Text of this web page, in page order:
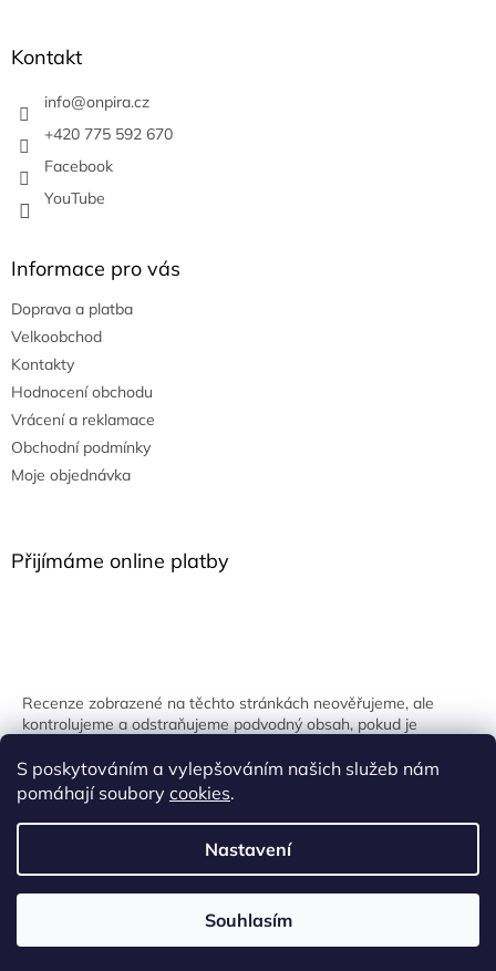
S poskytováním a vylepšováním našich služeb nám
pomáhají soubory cookies.
Nastavení
Souhlasím
Kontakt
info@onpira.cz
+420 775 592 670
Facebook
YouTube
Informace pro vás
Doprava a platba
Velkoobchod
Kontakty
Hodnocení obchodu
Vrácení a reklamace
Obchodní podmínky
Moje objednávka
Přijímáme online platby
Recenze zobrazené na těchto stránkách neověřujeme, ale
kontrolujeme a odstraňujeme podvodný obsah, pokud je
Vytvořil Shoptet
Onpira.cz. Všechna práva vyhrazena.